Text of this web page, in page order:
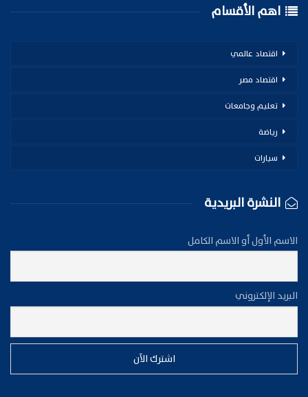
اهم الأقسام
اقتصاد عالمي
اقتصاد مصر
تعليم وجامعات
رياضة
سيارات
النشرة البريدية
الاسم الأول أو الاسم الكامل
البريد الإلكتروني